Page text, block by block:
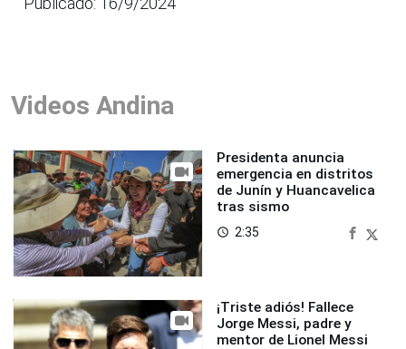
Videos Andina
Presidenta anuncia
emergencia en distritos
de Junín y Huancavelica
tras sismo
access_time 2:35
¡Triste adiós! Fallece
Jorge Messi, padre y
mentor de Lionel Messi